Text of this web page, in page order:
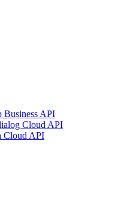
Business API
Cloud API
Cloud API